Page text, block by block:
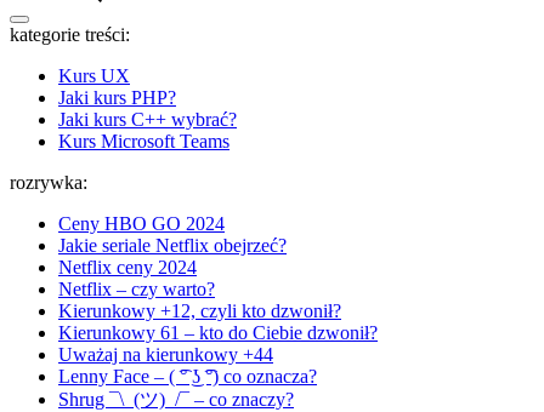
kategorie treści:
Kurs UX
Jaki kurs PHP?
Jaki kurs C++ wybrać?
Kurs Microsoft Teams
rozrywka:
Ceny HBO GO 2024
Jakie seriale Netflix obejrzeć?
Netflix ceny 2024
Netflix – czy warto?
Kierunkowy +12, czyli kto dzwonił?
Kierunkowy 61 – kto do Ciebie dzwonił?
Uważaj na kierunkowy +44
Lenny Face – ( ͡° ͜ʖ ͡°) co oznacza?
Shrug ¯\_(ツ)_/¯ – co znaczy?